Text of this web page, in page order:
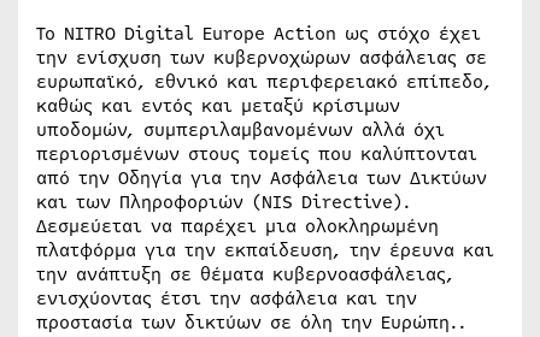
Το NITRO Digital Europe Action ως στόχο έχει
την ενίσχυση των κυβερνοχώρων ασφάλειας σε
ευρωπαϊκό, εθνικό και περιφερειακό επίπεδο,
καθώς και εντός και μεταξύ κρίσιμων
υποδομών, συμπεριλαμβανομένων αλλά όχι
περιορισμένων στους τομείς που καλύπτονται
από την Οδηγία για την Ασφάλεια των Δικτύων
και των Πληροφοριών (NIS Directive).
Δεσμεύεται να παρέχει μια ολοκληρωμένη
πλατφόρμα για την εκπαίδευση, την έρευνα και
την ανάπτυξη σε θέματα κυβερνοασφάλειας,
ενισχύοντας έτσι την ασφάλεια και την
προστασία των δικτύων σε όλη την Ευρώπη..